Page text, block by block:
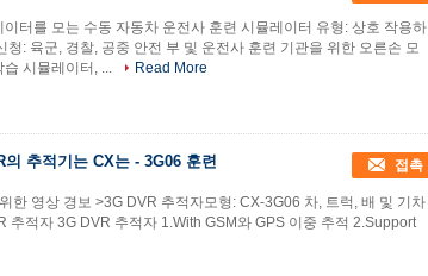
터를 모는 수동 자동차 운전사 훈련 시뮬레이터 유형: 상호 작용하
: 육군, 경찰, 공중 안전 부 및 운전사 훈련 기관을 위한 오른손 모
시뮬레이터, ...
Read More
추적기는 CX는 - 3G06 훈련 접촉
한 영상 경보 >3G DVR 추적자모형: CX-3G06 차, 트럭, 배 및 기차
추적자 3G DVR 추적자 1.With GSM와 GPS 이중 추적 2.Support